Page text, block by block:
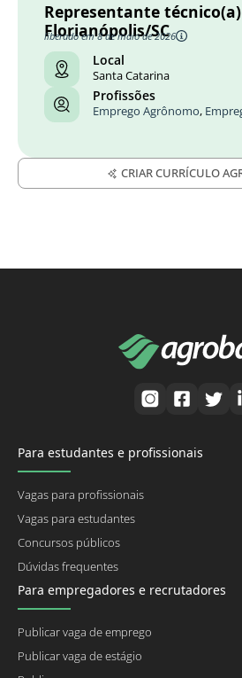
Representante
Florianópolis/SC
liberado em 8 de maio de 2026
Local
Santa Catarina
Profissões
Emprego Agrônomo,
CRIAR CURRÍCULO
Para estudantes e profissionais
Vagas para profissionais
Vagas para estudantes
Concursos públicos
Dúvidas frequentes
Para empregadores e recrutadores
Publicar vaga de emprego
Publicar vaga de estágio